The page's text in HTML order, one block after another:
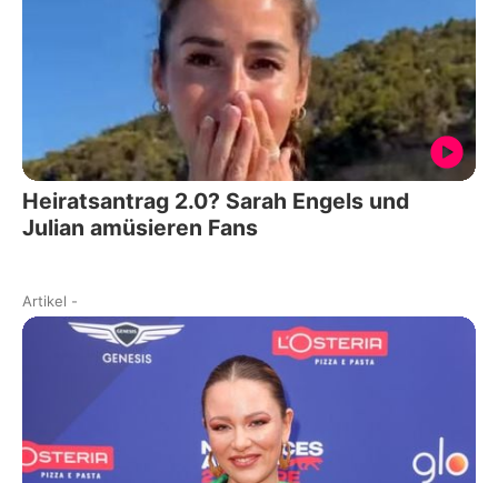
Heiratsantrag 2.0? Sarah Engels und
Julian amüsieren Fans
Artikel -